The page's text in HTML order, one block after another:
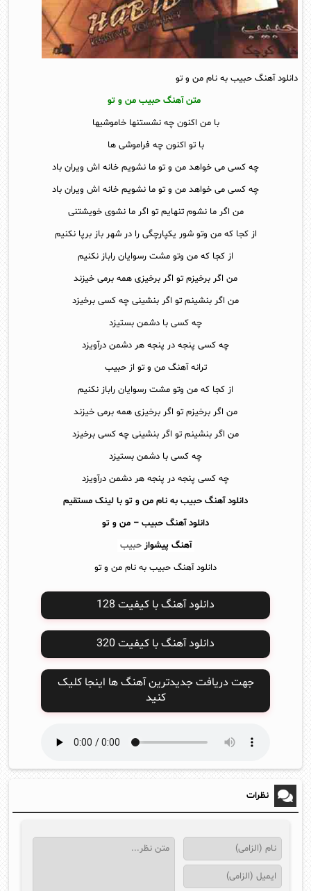
دانلود آهنگ حبیب به نام من و تو
متن آهنگ حبیب من و تو
با من اکنون چه نشستنها خاموشیها
با تو اکنون چه فراموشی ها
چه کسی می خواهد من و تو ما نشویم خانه اش ویران باد
چه کسی می خواهد من و تو ما نشویم خانه اش ویران باد
من اگر ما نشوم تنهایم تو اگر ما نشوی خویشتنی
از کجا که من وتو شور یکپارچگی را در شهر باز برپا نکنیم
از کجا که من وتو مشت رسوایان راباز نکنیم
من اگر برخیزم تو اگر برخیزی همه برمی خیزند
من اگر بنشینم تو اگر بنشینی چه کسی برخیزد
چه کسی با دشمن بستیزد
چه کسی پنجه در پنجه هر دشمن درآویزد
ترانه آهنگ من و تو از حبیب
از کجا که من وتو مشت رسوایان راباز نکنیم
من اگر برخیزم تو اگر برخیزی همه برمی خیزند
من اگر بنشینم تو اگر بنشینی چه کسی برخیزد
چه کسی با دشمن بستیزد
چه کسی پنجه در پنجه هر دشمن درآویزد
دانلود آهنگ حبیب به نام من و تو با لینک مستقیم
دانلود آهنگ حبیب – من و تو
آهنگ پیشواز حبیب
دانلود آهنگ حبیب به نام من و تو
دانلود آهنگ با کیفیت 128
دانلود آهنگ با کیفیت 320
جهت دریافت جدیدترین آهنگ ها اینجا کلیک
کنید
نظرات